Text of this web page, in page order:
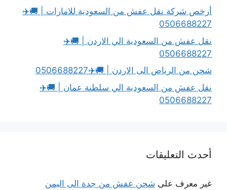
أرخص شركة نقل عفش من السعودية للامارات | 🚚✈️
0506688227
نقل عفش من السعودية الي الاردن | 🚚✈️
0506688227
شحن من الرياض الى الاردن | 🚚✈️0506688227
نقل عفش من السعودية الي سلطنة عمان | 🚚✈️
0506688227
أحدث التعليقات
غير معرف على شحن عفش من جدة الى اليمن